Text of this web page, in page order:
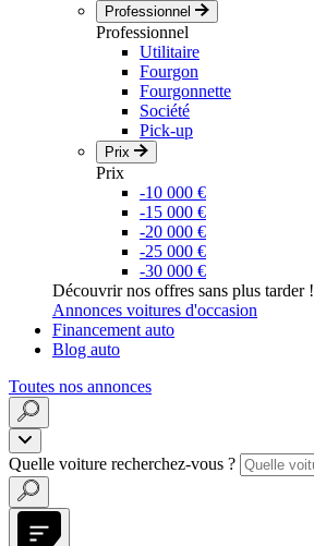
Professionnel
Professionnel
Utilitaire
Fourgon
Fourgonnette
Société
Pick-up
Prix
Prix
-10 000 €
-15 000 €
-20 000 €
-25 000 €
-30 000 €
Découvrir nos offres sans plus tarder !
Annonces voitures d'occasion
Financement auto
Blog auto
Toutes nos annonces
Quelle voiture recherchez-vous ?